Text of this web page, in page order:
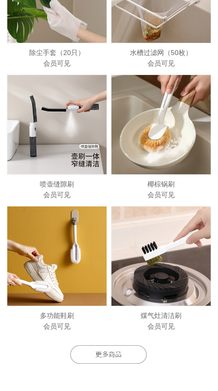
除尘手套（20只）
会员可见
水槽过滤网（50枚）
会员可见
喷壶缝隙刷
会员可见
椰棕锅刷
会员可见
多功能鞋刷
会员可见
煤气灶清洁刷
会员可见